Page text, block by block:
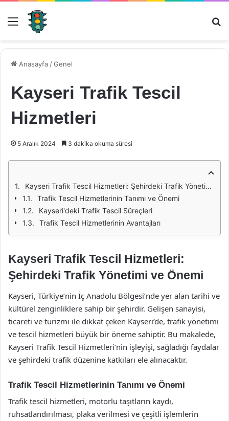
Menü
Anasayfa /Genel
Kayseri Trafik Tescil
Hizmetleri
5 Aralık 2024 3 dakika okuma süresi
Kayseri Trafik Tescil Hizmetleri: Şehirdeki Trafik Yönetimi ve Önemi
Trafik Tescil Hizmetlerinin Tanımı ve Önemi
Kayseri'deki Trafik Tescil Süreçleri
Trafik Tescil Hizmetlerinin Avantajları
Kayseri Trafik Tescil Hizmetleri:
Şehirdeki Trafik Yönetimi ve Önemi
Kayseri, Türkiye’nin İç Anadolu Bölgesi’nde yer alan tarihi ve
kültürel zenginliklere sahip bir şehirdir. Gelişen sanayisi,
ticareti ve turizmi ile dikkat çeken Kayseri’de, trafik yönetimi
ve tescil hizmetleri büyük bir öneme sahiptir. Bu makalede,
Kayseri Trafik Tescil Hizmetleri’nin işleyişi, sağladığı faydalar
ve şehirdeki trafik düzenine katkıları ele alınacaktır.
Trafik Tescil Hizmetlerinin Tanımı ve Önemi
Trafik tescil hizmetleri, motorlu taşıtların kaydı,
ruhsatlandırılması, plaka verilmesi ve çeşitli işlemlerin